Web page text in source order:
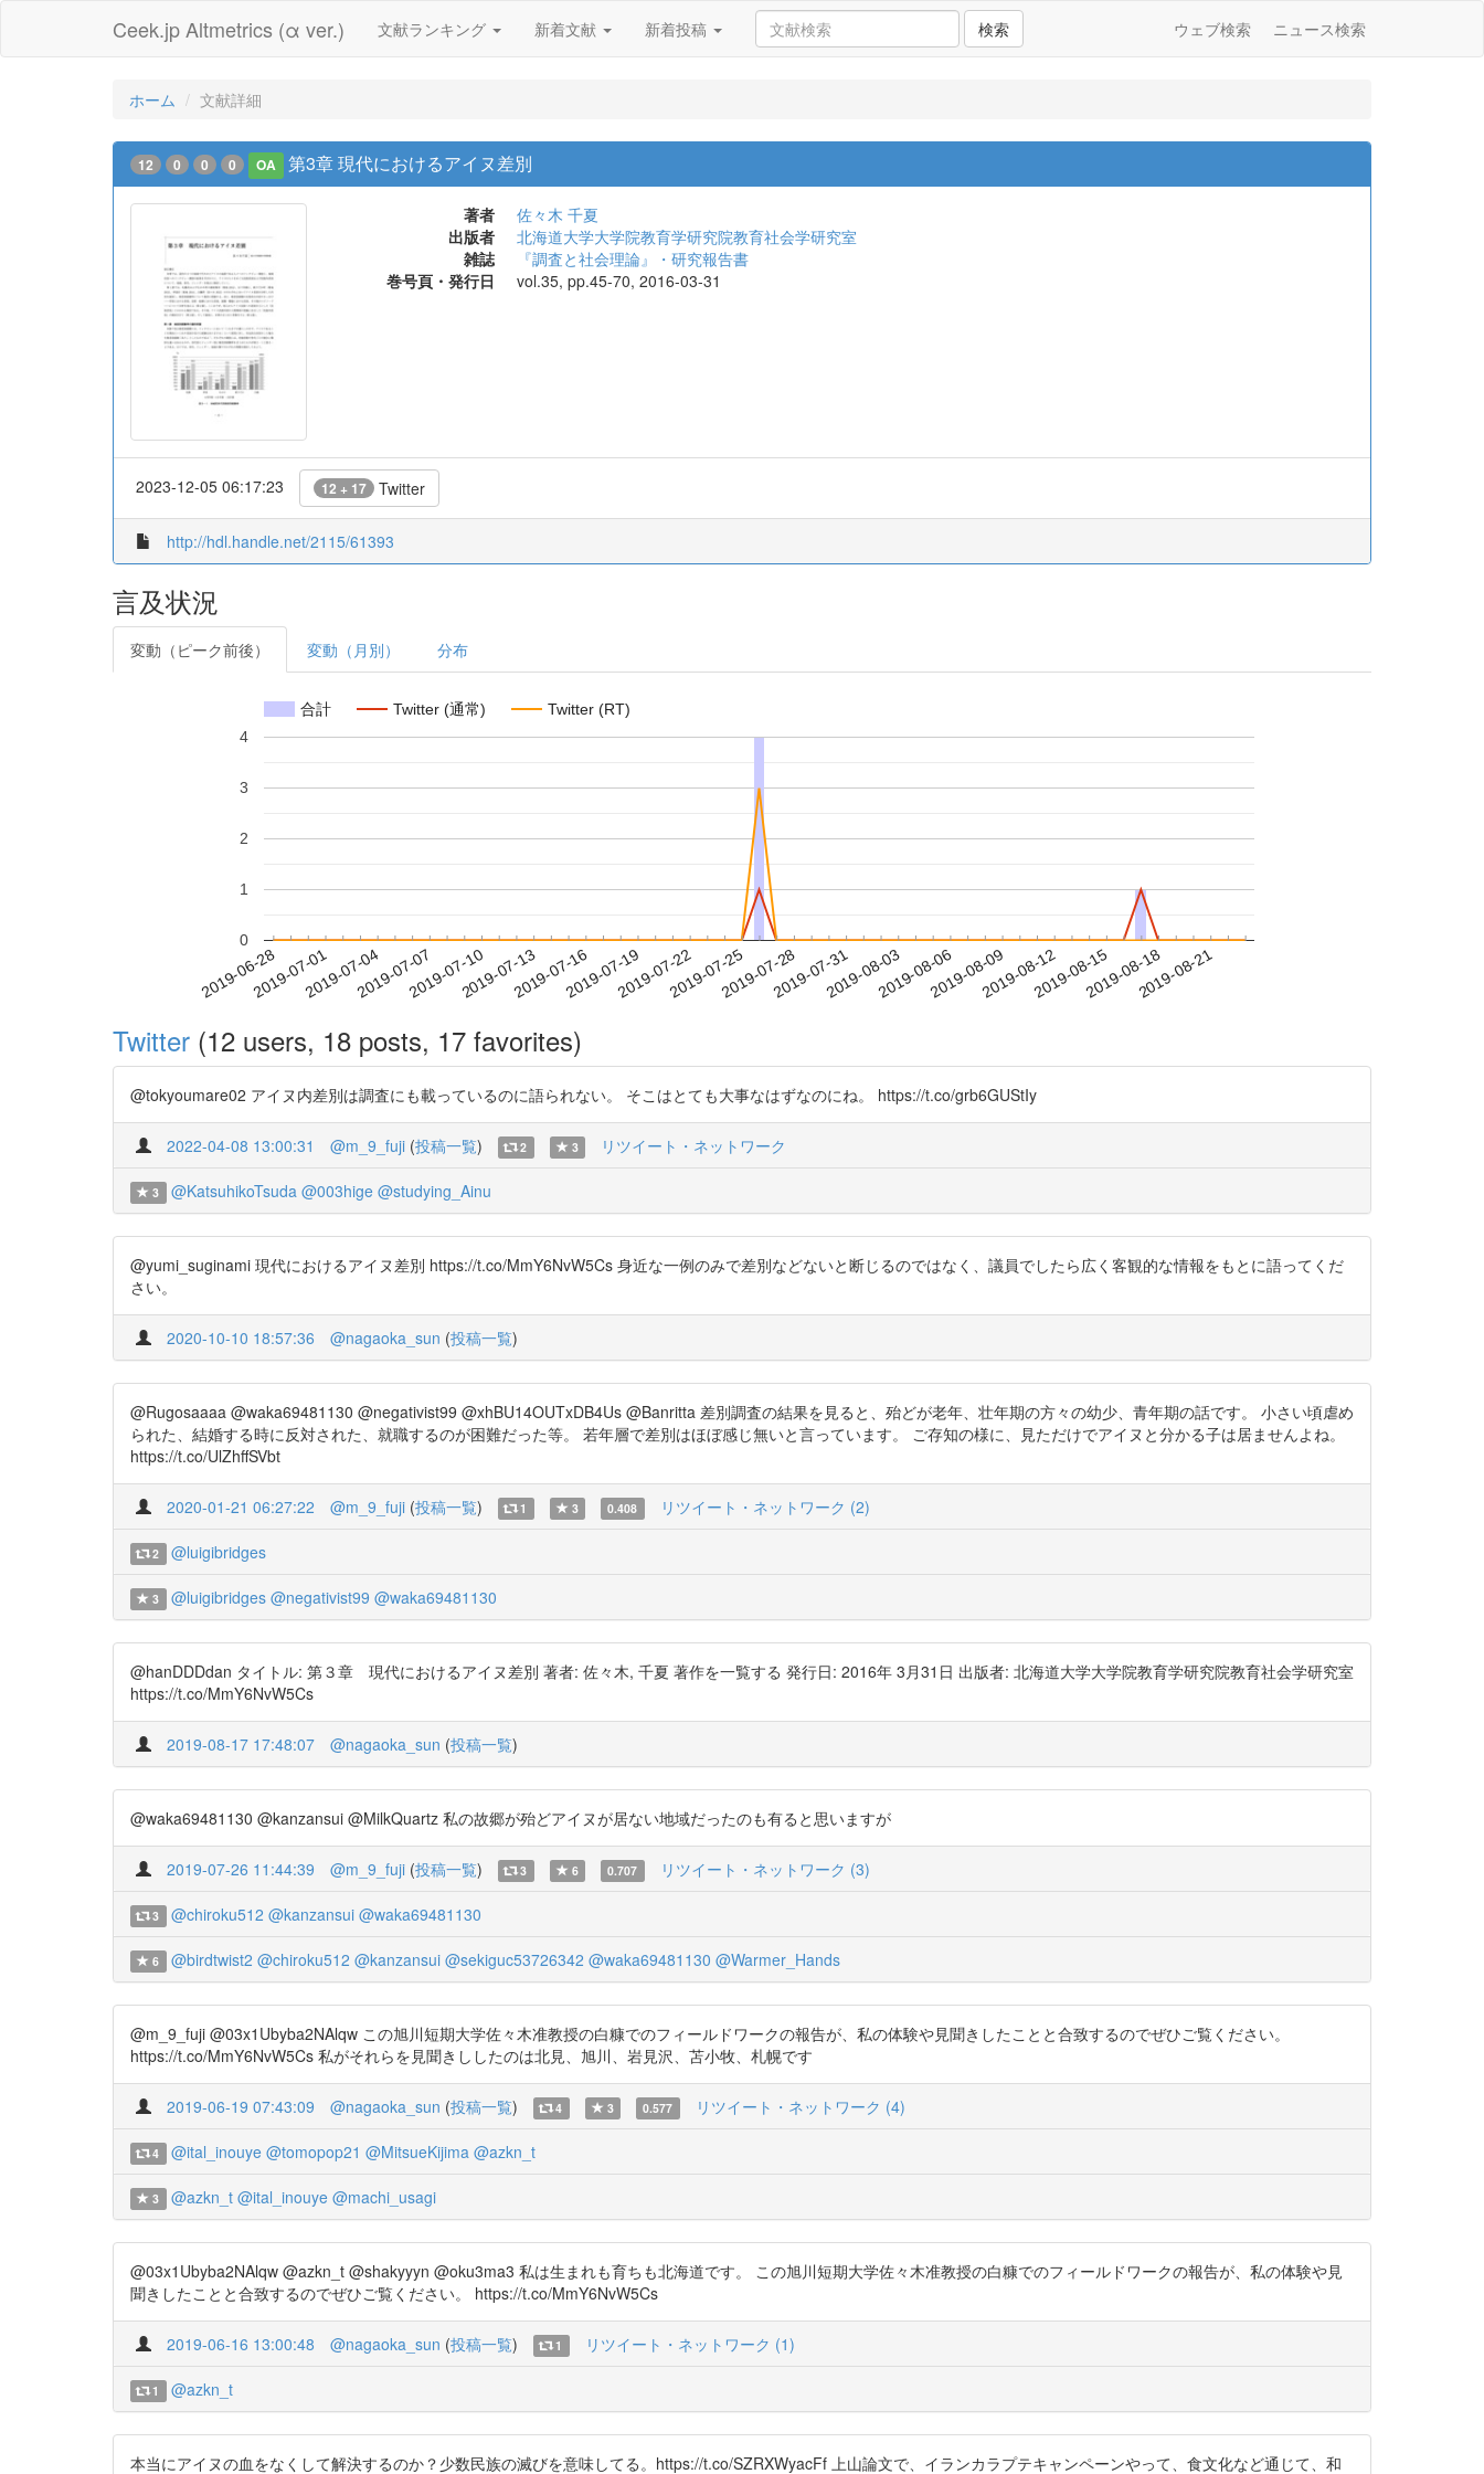
Ceek.jp Altmetrics (α ver.) 文献ランキング 新着文献 新着投稿 検索 ウェブ検索 ニュース検索
ホーム 文献詳細
12 0 0 0 OA 第3章 現代におけるアイヌ差別
著者
佐々木 千夏
出版者
北海道大学大学院教育学研究院教育社会学研究室
雑誌
『調査と社会理論』・研究報告書
巻号頁・発行日
vol.35, pp.45-70, 2016-03-31
2023-12-05 06:17:23 12 + 17 Twitter
http://hdl.handle.net/2115/61393
言及状況
変動（ピーク前後） 変動（月別） 分布
合計 Twitter (通常) Twitter (RT)
2019-06-282019-07-012019-07-042019-07-072019-07-102019-07-132019-07-162019-07-192019-07-222019-07-252019-07-282019-07-312019-08-032019-08-062019-08-092019-08-122019-08-152019-08-182019-08-21
0
1
2
3
4
Twitter (12 users, 18 posts, 17 favorites)
@tokyoumare02 アイヌ内差別は調査にも載っているのに語られない。 そこはとても大事なはずなのにね。 https://t.co/grb6GUStIy
2022-04-08 13:00:31 @m_9_fuji (投稿一覧) 2 3 リツイート・ネットワーク
3 @KatsuhikoTsuda @003hige @studying_Ainu
@yumi_suginami 現代におけるアイヌ差別 https://t.co/MmY6NvW5Cs 身近な一例のみで差別などないと断じるのではなく、議員でしたら広く客観的な情報をもとに語ってくだ
さい。
2020-10-10 18:57:36 @nagaoka_sun (投稿一覧)
@Rugosaaaa @waka69481130 @negativist99 @xhBU14OUTxDB4Us @Banritta 差別調査の結果を見ると、殆どが老年、壮年期の方々の幼少、青年期の話です。 小さい頃虐め
られた、結婚する時に反対された、就職するのが困難だった等。 若年層で差別はほぼ感じ無いと言っています。 ご存知の様に、見ただけでアイヌと分かる子は居ませんよね。
https://t.co/UlZhffSVbt
2020-01-21 06:27:22 @m_9_fuji (投稿一覧) 1 3 0.408 リツイート・ネットワーク (2)
2 @luigibridges
3 @luigibridges @negativist99 @waka69481130
@hanDDDdan タイトル: 第３章 現代におけるアイヌ差別 著者: 佐々木, 千夏 著作を一覧する 発行日: 2016年 3月31日 出版者: 北海道大学大学院教育学研究院教育社会学研究室
https://t.co/MmY6NvW5Cs
2019-08-17 17:48:07 @nagaoka_sun (投稿一覧)
@waka69481130 @kanzansui @MilkQuartz 私の故郷が殆どアイヌが居ない地域だったのも有ると思いますが
2019-07-26 11:44:39 @m_9_fuji (投稿一覧) 3 6 0.707 リツイート・ネットワーク (3)
3 @chiroku512 @kanzansui @waka69481130
6 @birdtwist2 @chiroku512 @kanzansui @sekiguc53726342 @waka69481130 @Warmer_Hands
@m_9_fuji @03x1Ubyba2NAlqw この旭川短期大学佐々木准教授の白糠でのフィールドワークの報告が、私の体験や見聞きしたことと合致するのでぜひご覧ください。
https://t.co/MmY6NvW5Cs 私がそれらを見聞きししたのは北見、旭川、岩見沢、苫小牧、札幌です
2019-06-19 07:43:09 @nagaoka_sun (投稿一覧) 4 3 0.577 リツイート・ネットワーク (4)
4 @ital_inouye @tomopop21 @MitsueKijima @azkn_t
3 @azkn_t @ital_inouye @machi_usagi
@03x1Ubyba2NAlqw @azkn_t @shakyyyn @oku3ma3 私は生まれも育ちも北海道です。 この旭川短期大学佐々木准教授の白糠でのフィールドワークの報告が、私の体験や見
聞きしたことと合致するのでぜひご覧ください。 https://t.co/MmY6NvW5Cs
2019-06-16 13:00:48 @nagaoka_sun (投稿一覧) 1 リツイート・ネットワーク (1)
1 @azkn_t
本当にアイヌの血をなくして解決するのか？少数民族の滅びを意味してる。https://t.co/SZRXWyacFf 上山論文で、イランカラプテキャンペーンやって、食文化など通じて、和